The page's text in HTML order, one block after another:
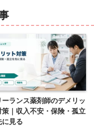
ーランス薬剤師のデメリッ
策｜収入不安・保険・孤立
に見る